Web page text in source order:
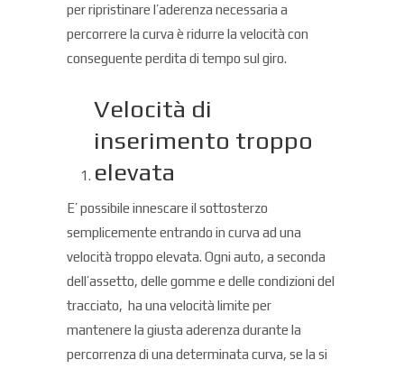
per ripristinare l’aderenza necessaria a
percorrere la curva è ridurre la velocità con
conseguente perdita di tempo sul giro.
Velocità di
inserimento troppo
elevata
E’ possibile innescare il sottosterzo
semplicemente entrando in curva ad una
velocità troppo elevata. Ogni auto, a seconda
dell’assetto, delle gomme e delle condizioni del
tracciato, ha una velocità limite per
mantenere la giusta aderenza durante la
percorrenza di una determinata curva, se la si